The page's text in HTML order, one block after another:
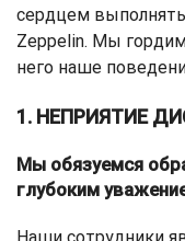
сердцем
Zeppelin. Мы
него наше
1. НЕПРИЯТИЕ
Мы обязуемся
глубоким